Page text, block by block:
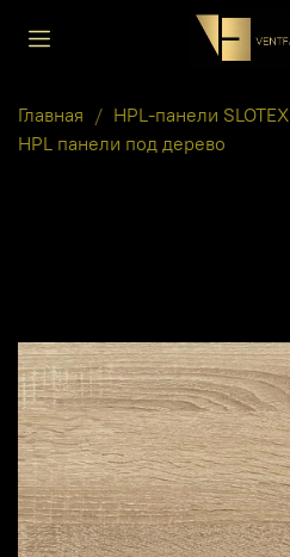
Главная
HPL-панели SLOTEX
HPL панели под дерево